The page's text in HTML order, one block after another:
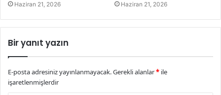
Haziran 21, 2026 Haziran 21, 2026
Bir yanıt yazın
E-posta adresiniz yayınlanmayacak.Gerekli alanlar* ile
işaretlenmişlerdir